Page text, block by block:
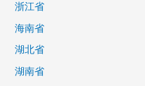
浙江省
海南省
湖北省
湖南省